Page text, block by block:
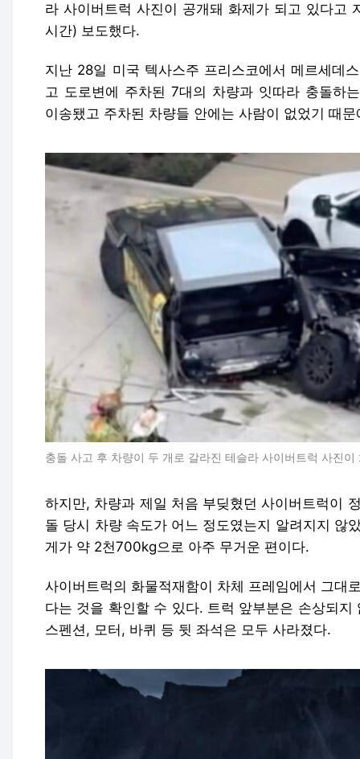
라 사이버트럭 사진이 공개돼 화제가 되고 있다고
시간) 보도했다.
지난 28일 미국 텍사스주 프리스코에서 메르세데
고 도로변에 주차된 7대의 차량과 잇따라 충돌하
이송됐고 주차된 차량들 안에는 사람이 없었기 때
충돌 사고 후 차량이 두 개로 갈라진 테슬라 사이버트럭 사진
하지만, 차량과 제일 처음 부딪혔던 사이버트럭이
돌 당시 차량 속도가 어느 정도였는지 알려지지 않
게가 약 2천700kg으로 아주 무거운 편이다.
사이버트럭의 화물적재함이 차체 프레임에서 그대
다는 것을 확인할 수 있다. 트럭 앞부분은 손상되
스펜션, 모터, 바퀴 등 뒷 좌석은 모두 사라졌다.